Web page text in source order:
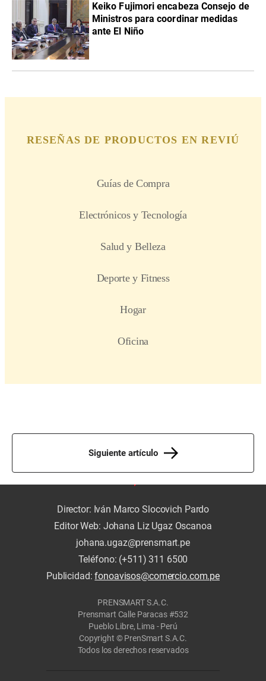
Keiko Fujimori encabeza Consejo de
Ministros para coordinar medidas
ante El Niño
Siguiente artículo
Director: Iván Marco Slocovich Pardo
Editor Web: Johana Liz Ugaz Oscanoa
johana.ugaz@prensmart.pe
Teléfono: (+511) 311 6500
Publicidad:fonoavisos@comercio.com.pe
PRENSMART S.A.C.
Prensmart Calle Paracas #532
Pueblo Libre, Lima - Perú
Copyright © PrenSmart S.A.C.
Todos los derechos reservados